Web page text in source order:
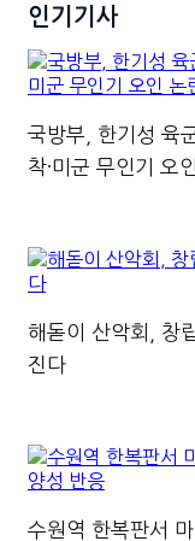
인기기사
국방부, 한기성 육
착·미군 무인기 오
해돋이 산악회, 창
진다
수원역 한복판서